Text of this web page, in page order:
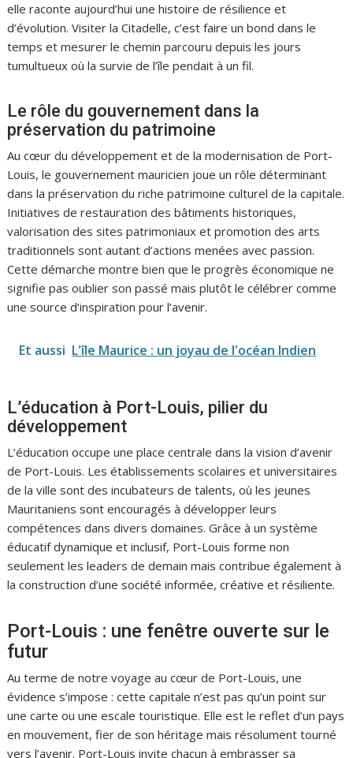
elle raconte aujourd’hui une histoire de résilience et
d’évolution. Visiter la Citadelle, c’est faire un bond dans le
temps et mesurer le chemin parcouru depuis les jours
tumultueux où la survie de l’île pendait à un fil.
Le rôle du gouvernement dans la
préservation du patrimoine
Au cœur du développement et de la modernisation de Port-
Louis, le gouvernement mauricien joue un rôle déterminant
dans la préservation du riche patrimoine culturel de la capitale.
Initiatives de restauration des bâtiments historiques,
valorisation des sites patrimoniaux et promotion des arts
traditionnels sont autant d’actions menées avec passion.
Cette démarche montre bien que le progrès économique ne
signifie pas oublier son passé mais plutôt le célébrer comme
une source d’inspiration pour l’avenir.
Et aussi L'île Maurice : un joyau de l'océan Indien
L’éducation à Port-Louis, pilier du
développement
L’éducation occupe une place centrale dans la vision d’avenir
de Port-Louis. Les établissements scolaires et universitaires
de la ville sont des incubateurs de talents, où les jeunes
Mauritaniens sont encouragés à développer leurs
compétences dans divers domaines. Grâce à un système
éducatif dynamique et inclusif, Port-Louis forme non
seulement les leaders de demain mais contribue également à
la construction d’une société informée, créative et résiliente.
Port-Louis : une fenêtre ouverte sur le
futur
Au terme de notre voyage au cœur de Port-Louis, une
évidence s’impose : cette capitale n’est pas qu’un point sur
une carte ou une escale touristique. Elle est le reflet d’un pays
en mouvement, fier de son héritage mais résolument tourné
vers l’avenir. Port-Louis invite chacun à embrasser sa